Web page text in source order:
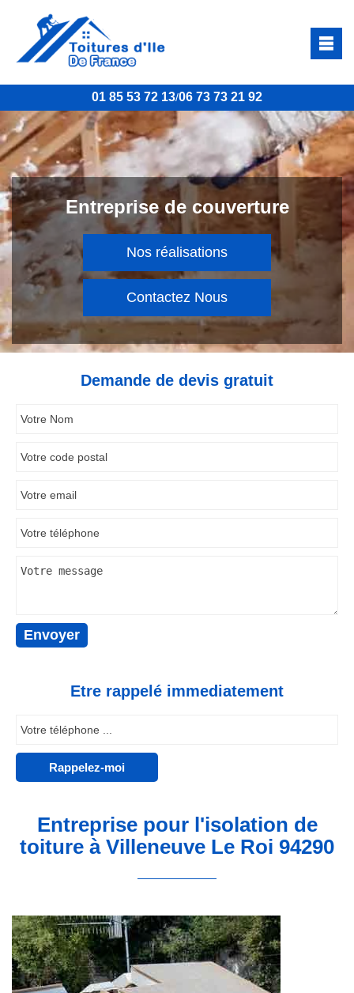
01 85 53 72 13/06 73 73 21 92
Entreprise de couverture
Nos réalisations
Contactez Nous
Demande de devis gratuit
Etre rappelé immediatement
Entreprise pour l'isolation de
toiture à Villeneuve Le Roi 94290